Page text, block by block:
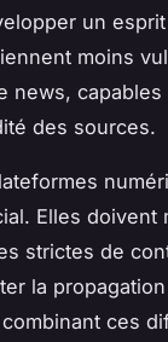
un
moins
news,
des sources.
Elles doivent
strictes de
la
ces